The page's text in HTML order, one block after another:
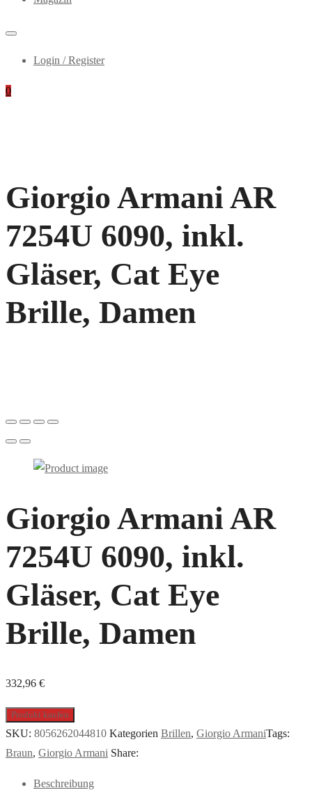
Login / Register
0
Giorgio Armani AR
7254U 6090, inkl.
Gläser, Cat Eye
Brille, Damen
Giorgio Armani AR
7254U 6090, inkl.
Gläser, Cat Eye
Brille, Damen
332,96 €
Produkt kaufen
SKU: 8056262044810 Kategorien Brillen, Giorgio ArmaniTags:
Braun, Giorgio Armani Share:
Beschreibung